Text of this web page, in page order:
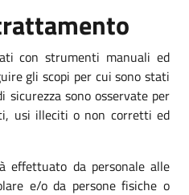
con strumenti manuali ed
gli scopi per cui sono stati
sicurezza sono osservate per
usi illeciti o non corretti ed
effettuato da personale alle
e/o da persone fisiche o